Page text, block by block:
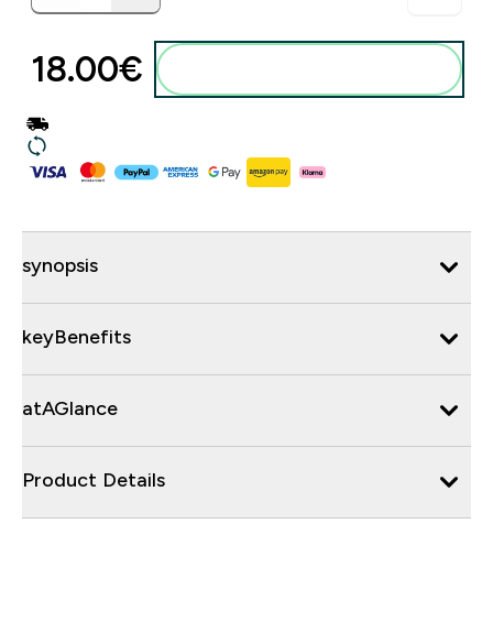
18.00€‎
synopsis
keyBenefits
atAGlance
Product Details